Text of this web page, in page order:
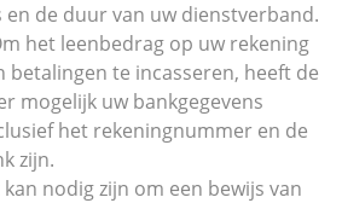
en de duur van uw dienstverband.
het leenbedrag op uw rekening
betalingen te incasseren, heeft de
mogelijk uw bankgegevens
het rekeningnummer en de
zijn.
nodig zijn om een bewijs van